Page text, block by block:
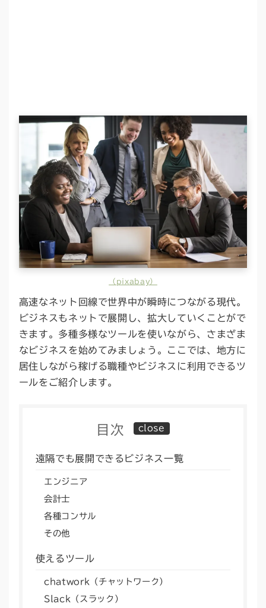
（pixabay）
高速なネット回線で世界中が瞬時につながる現代。
ビジネスもネットで展開し、拡大していくことがで
きます。多種多様なツールを使いながら、さまざま
なビジネスを始めてみましょう。ここでは、地方に
居住しながら稼げる職種やビジネスに利用できるツ
ールをご紹介します。
目次
遠隔でも展開できるビジネス一覧
エンジニア
会計士
各種コンサル
その他
使えるツール
chatwork（チャットワーク）
Slack（スラック）